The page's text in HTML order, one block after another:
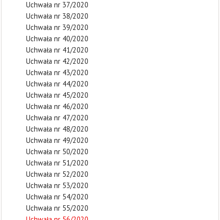
Uchwała nr 37/2020
Uchwała nr 38/2020
Uchwała nr 39/2020
Uchwała nr 40/2020
Uchwała nr 41/2020
Uchwała nr 42/2020
Uchwała nr 43/2020
Uchwała nr 44/2020
Uchwała nr 45/2020
Uchwała nr 46/2020
Uchwała nr 47/2020
Uchwała nr 48/2020
Uchwała nr 49/2020
Uchwała nr 50/2020
Uchwała nr 51/2020
Uchwała nr 52/2020
Uchwała nr 53/2020
Uchwała nr 54/2020
Uchwała nr 55/2020